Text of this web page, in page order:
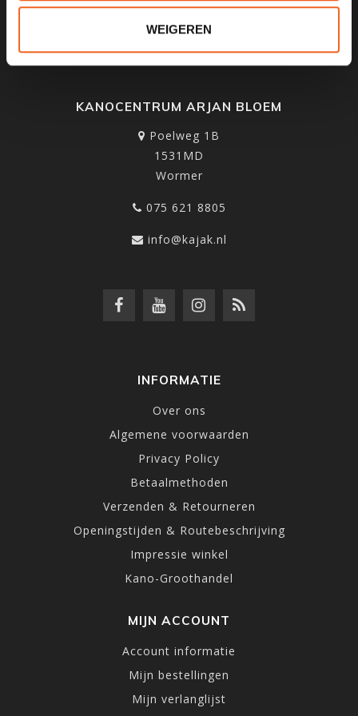
WEIGEREN
KANOCENTRUM ARJAN BLOEM
Poelweg 1B
1531MD
Wormer
075 621 8805
info@kajak.nl
INFORMATIE
Over ons
Algemene voorwaarden
Privacy Policy
Betaalmethoden
Verzenden & Retourneren
Openingstijden & Routebeschrijving
Impressie winkel
Kano-Groothandel
MIJN ACCOUNT
Account informatie
Mijn bestellingen
Mijn verlanglijst